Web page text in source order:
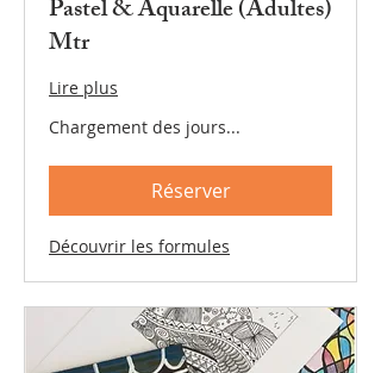
Pastel & Aquarelle (Adultes)
Mtr
Lire plus
Chargement des jours...
Réserver
Découvrir les formules